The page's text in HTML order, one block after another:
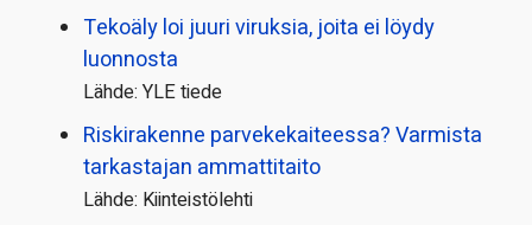
Tekoäly loi juuri viruksia, joita ei löydy
luonnosta
Lähde: YLE tiede
Riskirakenne parvekekaiteessa? Varmista
tarkastajan ammattitaito
Lähde: Kiinteistölehti